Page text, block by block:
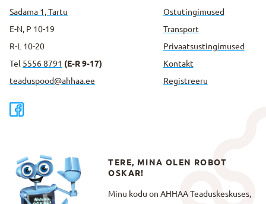
Sadama 1, Tartu
E-N, P 10-19
R-L 10-20
Tel 5556 8791 (E-R 9-17)
teaduspood@ahhaa.ee
Ostutingimused
Transport
Privaatsus­tingimused
Kontakt
Registreeru
TERE, MINA OLEN ROBOT
OSKAR!
Minu kodu on AHHAA Teaduskeskuses,